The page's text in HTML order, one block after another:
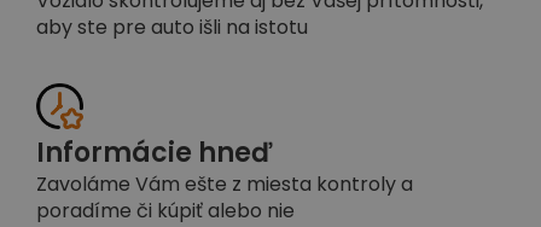
aby ste pre auto išli na istotu
Informácie hneď
Zavoláme Vám ešte z miesta kontroly a
poradíme či kúpiť alebo nie